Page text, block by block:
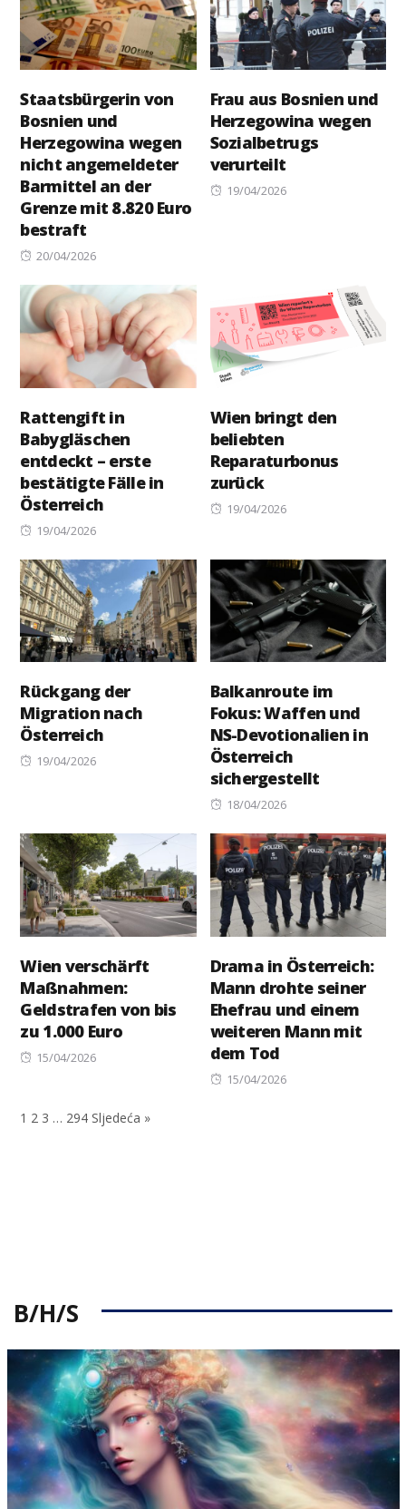
Staatsbürgerin von
Bosnien und
Herzegowina wegen
nicht angemeldeter
Barmittel an der
Grenze mit 8.820 Euro
bestraft
Posted
20/04/2026
Frau aus Bosnien und
Herzegowina wegen
Sozialbetrugs
verurteilt
Posted
19/04/2026
Rattengift in
Babygläschen
entdeckt – erste
bestätigte Fälle in
Österreich
Posted
19/04/2026
Wien bringt den
beliebten
Reparaturbonus
zurück
Posted
19/04/2026
Rückgang der
Migration nach
Österreich
Posted
19/04/2026
Balkanroute im
Fokus: Waffen und
NS-Devotionalien in
Österreich
sichergestellt
Posted
18/04/2026
Wien verschärft
Maßnahmen:
Geldstrafen von bis
zu 1.000 Euro
Posted
15/04/2026
Drama in Österreich:
Mann drohte seiner
Ehefrau und einem
weiteren Mann mit
dem Tod
Posted
15/04/2026
1 2 3 … 294 Sljedeća »
B/H/S